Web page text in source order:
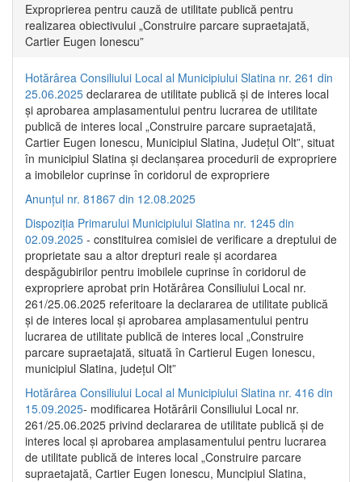
Exproprierea pentru cauză de utilitate publică pentru
realizarea obiectivului „Construire parcare supraetajată,
Cartier Eugen Ionescu”
Hotărârea Consiliului Local al Municipiului Slatina nr. 261 din
25.06.2025 declararea de utilitate publică și de interes local
și aprobarea amplasamentului pentru lucrarea de utilitate
publică de interes local „Construire parcare supraetajată,
Cartier Eugen Ionescu, Municipiul Slatina, Județul Olt”, situat
în municipiul Slatina și declanșarea procedurii de expropriere
a imobilelor cuprinse în coridorul de expropriere
Anunțul nr. 81867 din 12.08.2025
Dispoziția Primarului Municipiului Slatina nr. 1245 din
02.09.2025 - constituirea comisiei de verificare a dreptului de
proprietate sau a altor drepturi reale și acordarea
despăgubirilor pentru imobilele cuprinse în coridorul de
expropriere aprobat prin Hotărârea Consiliului Local nr.
261/25.06.2025 referitoare la declararea de utilitate publică
și de interes local și aprobarea amplasamentului pentru
lucrarea de utilitate publică de interes local „Construire
parcare supraetajată, situată în Cartierul Eugen Ionescu,
municipiul Slatina, județul Olt”
Hotărârea Consiliului Local al Municipiului Slatina nr. 416 din
15.09.2025- modificarea Hotărârii Consiliului Local nr.
261/25.06.2025 privind declararea de utilitate publică și de
interes local și aprobarea amplasamentului pentru lucrarea
de utilitate publică de interes local „Construire parcare
supraetajată, Cartier Eugen Ionescu, Muncipiul Slatina,